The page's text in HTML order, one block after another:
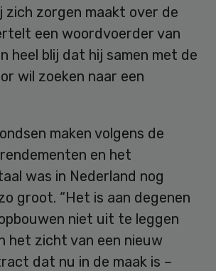
zich zorgen maakt over de
een woordvoerder van
heel blij dat hij samen met de
wil zoeken naar een
maken volgens de
en het
was in Nederland nog
groot. “Het is aan degenen
niet uit te leggen
het zicht van een nieuw
dat nu in de maak is –